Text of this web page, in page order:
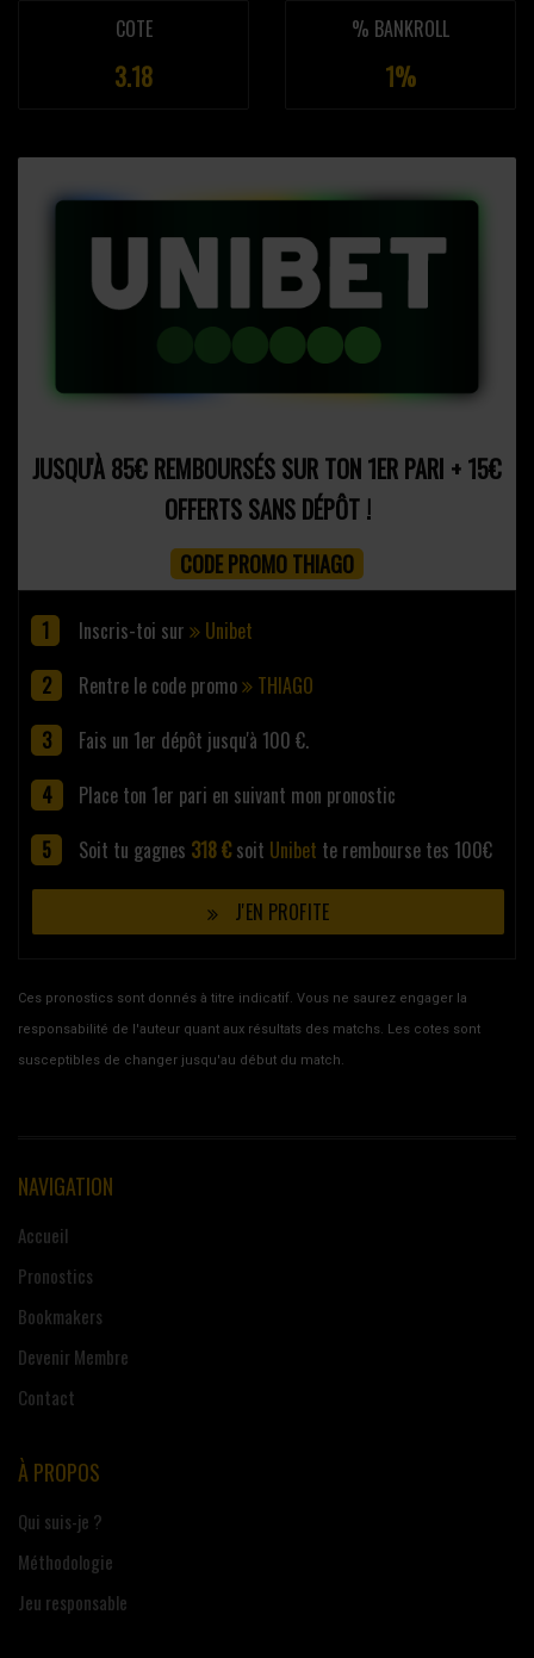
COTE
3.18
% BANKROLL
1%
JUSQU'À 85€ REMBOURSÉS SUR TON 1ER PARI + 15€
OFFERTS SANS DÉPÔT !
CODE PROMO THIAGO
Inscris-toi sur
Unibet
Rentre le code promo
THIAGO
Fais un 1er dépôt jusqu'à 100 €.
Place ton 1er pari en suivant mon pronostic
Soit tu gagnes 318 € soit Unibet te rembourse tes 100€
J'EN PROFITE
Ces pronostics sont donnés à titre indicatif. Vous ne saurez engager la
responsabilité de l'auteur quant aux résultats des matchs. Les cotes sont
susceptibles de changer jusqu'au début du match.
NAVIGATION
Accueil
Pronostics
Bookmakers
Devenir Membre
Contact
À PROPOS
Qui suis-je ?
Méthodologie
Jeu responsable